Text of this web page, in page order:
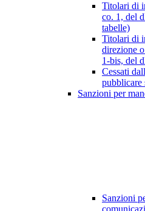
Titolari di
co. 1, del
tabelle)
Titolari di
direzione
1-bis, del
Cessati
pubblicare
Sanzioni per
Sanzioni